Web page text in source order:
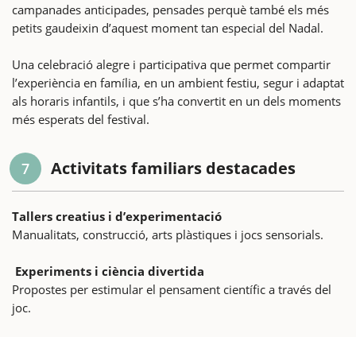
campanades anticipades, pensades perquè també els més
petits gaudeixin d’aquest moment tan especial del Nadal.
Una celebració alegre i participativa que permet compartir
l’experiència en família, en un ambient festiu, segur i adaptat
als horaris infantils, i que s’ha convertit en un dels moments
més esperats del festival.
7 Activitats familiars destacades
Tallers creatius i d’experimentació
Manualitats, construcció, arts plàstiques i jocs sensorials.
Experiments i ciència divertida
Propostes per estimular el pensament científic a través del
joc.